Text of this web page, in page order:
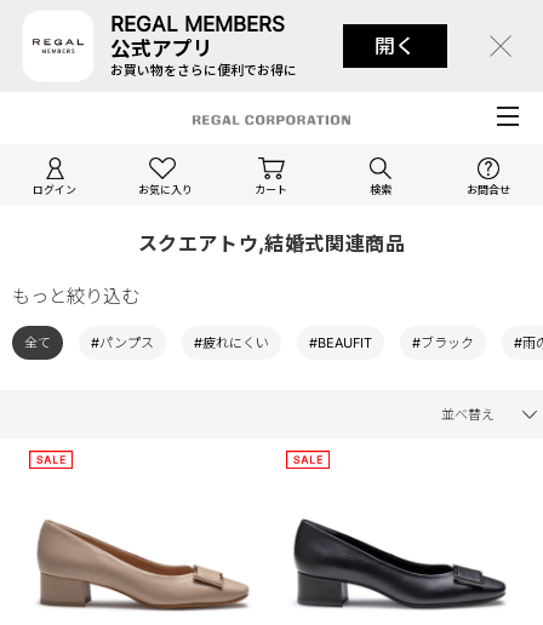
REGAL MEMBERS
公式アプリ
お買い物をさらに便利でお得に
開く
ログイン お気に入り カート 検索 お問合せ
スクエアトウ,結婚式関連商品
もっと絞り込む
全て #パンプス #疲れにくい #BEAUFIT #ブラック #雨
並べ替え